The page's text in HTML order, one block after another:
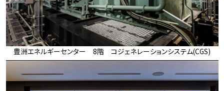
豊洲エネルギーセンター 8階 コジェネレーションシステム(CGS)